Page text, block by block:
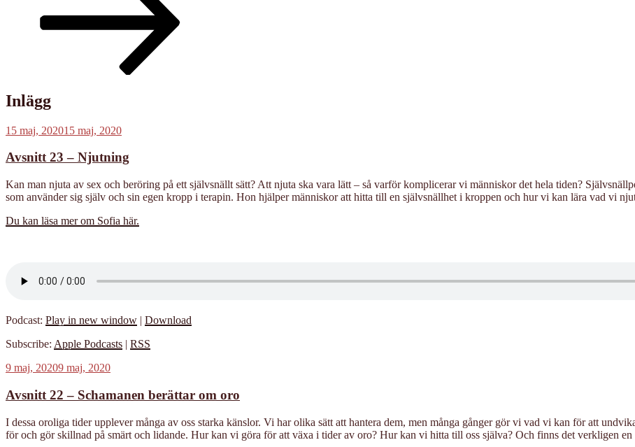
Inlägg
Publicerat
15 maj, 202015 maj, 2020
Avsnitt 23 – Njutning
Kan man njuta av sex och beröring på ett självsnällt sätt? Att njuta ska vara lätt – så varför komplicerar vi människor det hela tiden?
som använder sig själv och sin egen kropp i terapin. Hon hjälper människor att hitta till en självsnällhet i kroppen och hur vi kan lära vad vi
Du kan läsa mer om Sofia här.
Podcast: Play in new window | Download
Subscribe: Apple Podcasts | RSS
Publicerat
9 maj, 20209 maj, 2020
Avsnitt 22 – Schamanen berättar om oro
I dessa oroliga tider upplever många av oss starka känslor. Vi har olika sätt att hantera dem, men många gånger gör vi vad vi kan för att
för och gör skillnad på smärt och lidande. Hur kan vi göra för att växa i tider av oro? Hur kan vi hitta till oss själva? Och finns det verkligen